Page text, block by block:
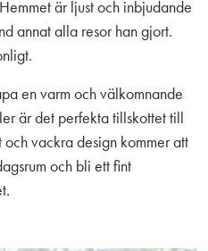
är ljust och inbjudande
annat alla resor han gjort.
en varm och välkomnande
är det perfekta tillskottet till
vackra design kommer att
och bli ett fint